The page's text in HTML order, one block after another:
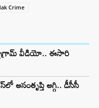
Crime
వీడియో.. ఈసారి
అసంతృప్తి అగ్గి.. డీసీసీ